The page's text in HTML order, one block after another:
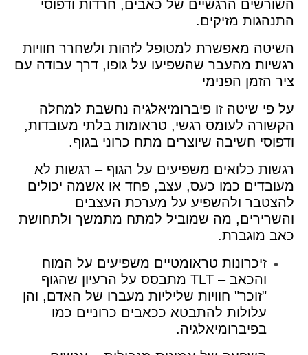
השורשים הרגשיים של כאבים, חרדות ודפוסי
התנהגות מזיקים.
השיטה מאפשרת למטופל לזהות ולשחרר חוויות
רגשיות מהעבר שהשפיעו על גופו, דרך עבודה עם
ציר הזמן הפנימי
על פי שיטה זו פיברומיאלגיה נחשבת למחלה
הקשורה לעומס רגשי, טראומות בלתי מעובדות,
ודפוסי חשיבה שיוצרים מתח כרוני בגוף.
רגשות כלואים משפיעים על הגוף – רגשות לא
מעובדים כמו כעס, עצב, פחד או אשמה יכולים
להצטבר ולהשפיע על מערכת העצבים
והשרירים, מה שמוביל למתח מתמשך ולתחושת
כאב מוגברת.
זיכרונות טראומטיים משפיעים על המוח
והכאב – TLT מתבסס על הרעיון שהגוף
"זוכר" חוויות שליליות מעברו של האדם, והן
עלולות להתבטא ככאבים כרוניים כמו
בפיברומיאלגיה.